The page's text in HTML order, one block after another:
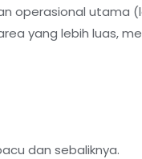
operasional
yang lebih luas,
dan sebaliknya.